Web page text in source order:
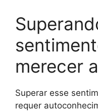
merecer
Superar esse
requer